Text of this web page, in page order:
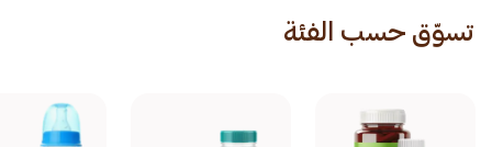
تسوّق حسب الفئة